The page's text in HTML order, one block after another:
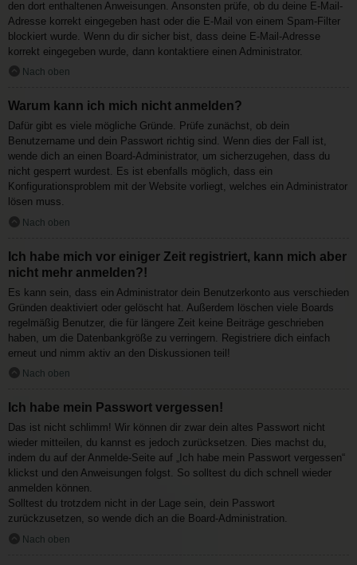
den dort enthaltenen Anweisungen. Ansonsten prüfe, ob du deine E-Mail-
Adresse korrekt eingegeben hast oder die E-Mail von einem Spam-Filter
blockiert wurde. Wenn du dir sicher bist, dass deine E-Mail-Adresse
korrekt eingegeben wurde, dann kontaktiere einen Administrator.
Nach oben
Warum kann ich mich nicht anmelden?
Dafür gibt es viele mögliche Gründe. Prüfe zunächst, ob dein
Benutzername und dein Passwort richtig sind. Wenn dies der Fall ist,
wende dich an einen Board-Administrator, um sicherzugehen, dass du
nicht gesperrt wurdest. Es ist ebenfalls möglich, dass ein
Konfigurationsproblem mit der Website vorliegt, welches ein Administrator
lösen muss.
Nach oben
Ich habe mich vor einiger Zeit registriert, kann mich aber
nicht mehr anmelden?!
Es kann sein, dass ein Administrator dein Benutzerkonto aus verschieden
Gründen deaktiviert oder gelöscht hat. Außerdem löschen viele Boards
regelmäßig Benutzer, die für längere Zeit keine Beiträge geschrieben
haben, um die Datenbankgröße zu verringern. Registriere dich einfach
erneut und nimm aktiv an den Diskussionen teil!
Nach oben
Ich habe mein Passwort vergessen!
Das ist nicht schlimm! Wir können dir zwar dein altes Passwort nicht
wieder mitteilen, du kannst es jedoch zurücksetzen. Dies machst du,
indem du auf der Anmelde-Seite auf „Ich habe mein Passwort vergessen“
klickst und den Anweisungen folgst. So solltest du dich schnell wieder
anmelden können.
Solltest du trotzdem nicht in der Lage sein, dein Passwort
zurückzusetzen, so wende dich an die Board-Administration.
Nach oben